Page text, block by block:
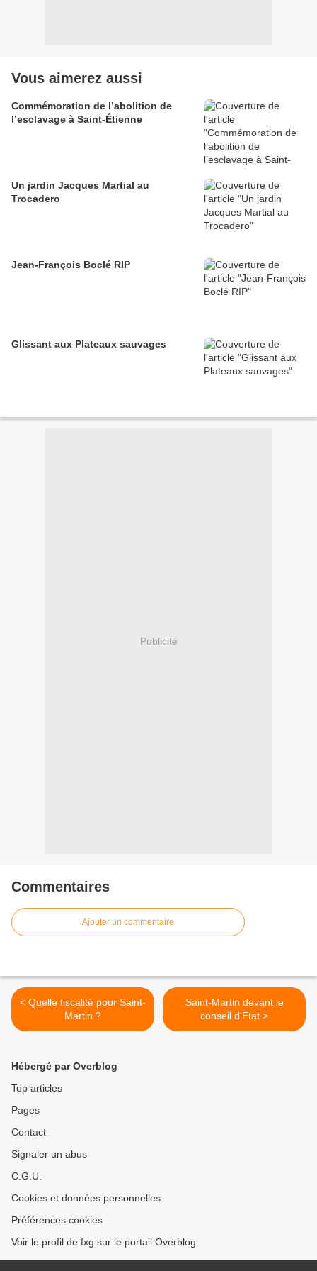
Vous aimerez aussi
Commémoration de l’abolition de
l’esclavage à Saint-Étienne
Un jardin Jacques Martial au
Trocadero
Jean-François Boclé RIP
Glissant aux Plateaux sauvages
Publicité
Commentaires
Ajouter un commentaire
< Quelle fiscalité pour Saint-
Martin ?
Saint-Martin devant le
conseil d'Etat >
Hébergé par Overblog
Top articles
Pages
Contact
Signaler un abus
C.G.U.
Cookies et données personnelles
Préférences cookies
Voir le profil de fxg sur le portail Overblog